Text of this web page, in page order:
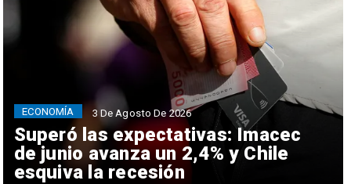
Superó las expectativas: Imacec
de junio avanza un 2,4% y Chile
esquiva la recesión
ECONOMÍA 3 De Agosto De 2026